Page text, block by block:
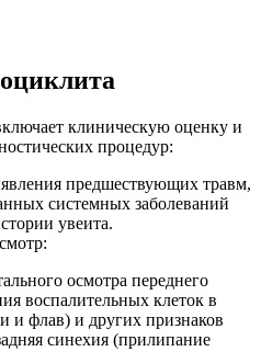
клиническую оценку и
процедур:
предшествующих травм,
системных заболеваний
увеита.
осмотра переднего
воспалительных клеток в
и флав) и других признаков
синехия (прилипание